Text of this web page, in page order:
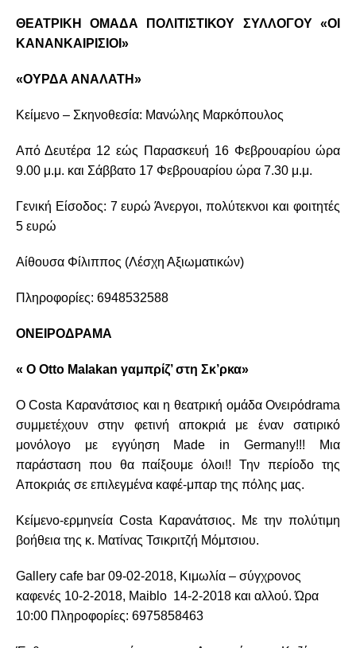
ΘΕΑΤΡΙΚΗ ΟΜΑΔΑ ΠΟΛΙΤΙΣΤΙΚΟΥ ΣΥΛΛΟΓΟΥ «ΟΙ
ΚΑΝΑΝΚΑΙΡΙΣΙΟΙ»
«ΟΥΡΔΑ ΑΝΑΛΑΤΗ»
Κείμενο – Σκηνοθεσία: Μανώλης Μαρκόπουλος
Από Δευτέρα 12 εώς Παρασκευή 16 Φεβρουαρίου ώρα
9.00 μ.μ. και Σάββατο 17 Φεβρουαρίου ώρα 7.30 μ.μ.
Γενική Είσοδος: 7 ευρώ Άνεργοι, πολύτεκνοι και φοιτητές
5 ευρώ
Αίθουσα Φίλιππος (Λέσχη Αξιωματικών)
Πληροφορίες: 6948532588
ΟΝΕΙΡΟΔΡΑΜΑ
« Ο Otto Malakan γαμπρίζ’ στη Σκ’ρκα»
Ο Costa Καρανάτσιος και η θεατρική ομάδα Ονειρόdrama
συμμετέχουν στην φετινή αποκριά με έναν σατιρικό
μονόλογο με εγγύηση Made in Germany!!! Μια
παράσταση που θα παίξουμε όλοι!! Την περίοδο της
Αποκριάς σε επιλεγμένα καφέ-μπαρ της πόλης μας.
Κείμενο-ερμηνεία Costa Καρανάτσιος. Με την πολύτιμη
βοήθεια της κ. Ματίνας Τσικριτζή Μόμτσιου.
Gallery cafe bar 09-02-2018, Κιμωλία – σύγχρονος
καφενές 10-2-2018, Maiblo 14-2-2018 και αλλού. Ώρα
10:00 Πληροφορίες: 6975858463